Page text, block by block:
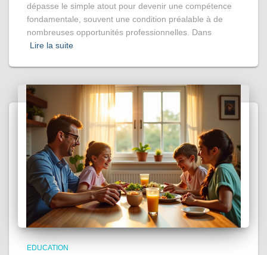
dépasse le simple atout pour devenir une compétence
fondamentale, souvent une condition préalable à de
nombreuses opportunités professionnelles. Dans
Lire la suite
EDUCATION